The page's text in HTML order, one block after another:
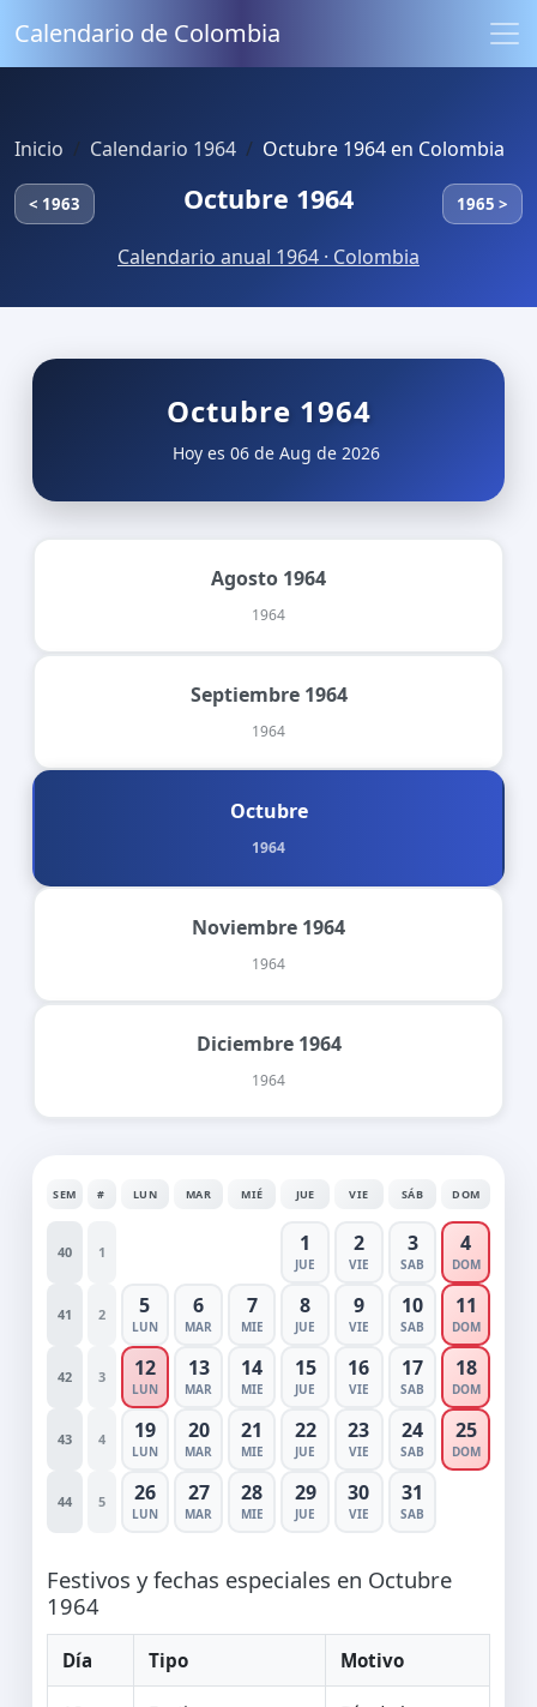
Calendario de Colombia
Inicio Calendario 1964 Octubre 1964 en Colombia
< 1963 Octubre 1964 1965 >
Calendario anual 1964 · Colombia
Octubre 1964
Hoy es 06 de Aug de 2026
Agosto 1964
1964
Septiembre 1964
1964
Octubre
1964
Noviembre 1964
1964
Diciembre 1964
1964
SEM # LUN MAR MIÉ JUE VIE SÁB DOM
40 1 1
JUE
2
VIE
3
SAB
4
DOM
41 2 5
LUN
6
MAR
7
MIE
8
JUE
9
VIE
10
SAB
11
DOM
42 3 12
LUN
13
MAR
14
MIE
15
JUE
16
VIE
17
SAB
18
DOM
43 4 19
LUN
20
MAR
21
MIE
22
JUE
23
VIE
24
SAB
25
DOM
44 5 26
LUN
27
MAR
28
MIE
29
JUE
30
VIE
31
SAB
Festivos y fechas especiales en Octubre
1964
Día Tipo Motivo